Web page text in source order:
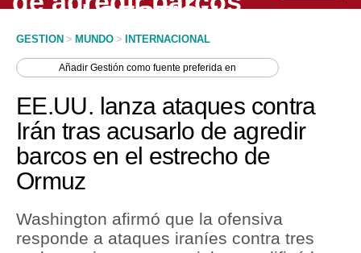
Economía
Mercados
Perú
Política
Tu Dinero
GESTION > MUNDO > INTERNACIONAL
AñadirGestión como fuente preferida en
EE.UU. lanza ataques contra
Irán tras acusarlo de agredir
barcos en el estrecho de
Ormuz
Washington afirmó que la ofensiva
responde a ataques iraníes contra tres